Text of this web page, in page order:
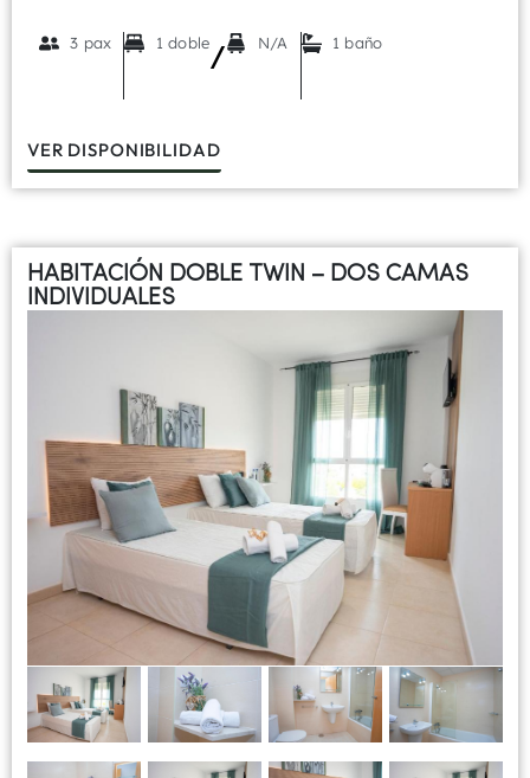
3 pax 1 doble
/
N/A 1 baño
VER DISPONIBILIDAD
HABITACIÓN DOBLE TWIN – DOS CAMAS
INDIVIDUALES